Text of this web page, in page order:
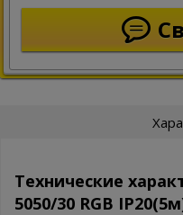
Технические
5050/30 RGB